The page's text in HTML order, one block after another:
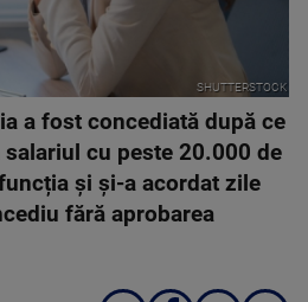
SHUTTERSTOCK
a fost concediată după ce
cu peste 20.000 de
și și-a acordat zile
fără aprobarea